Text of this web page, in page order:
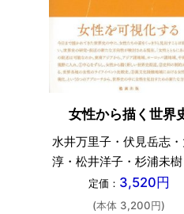
女性から描く世界
水井万里子・伏見岳志・
淳・松井洋子・杉浦未
定価： 3,520円
(本体 3,200円)